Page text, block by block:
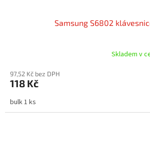
Samsung S6802
Skladem v
97,52 Kč bez DPH
118 Kč
bulk 1 ks